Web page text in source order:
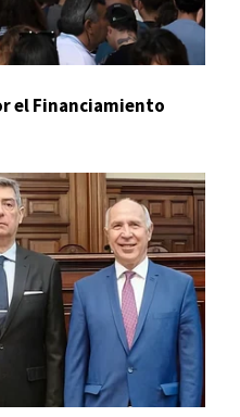
el Financiamiento